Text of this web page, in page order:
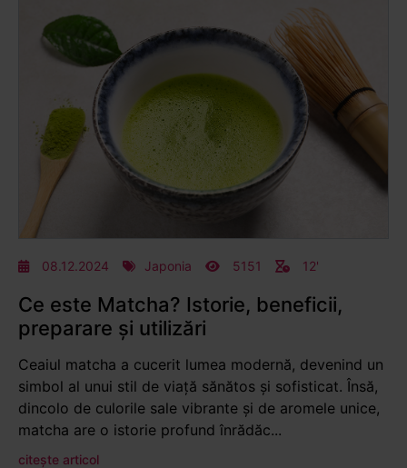
08.12.2024 Japonia 5151 12'
Ce este Matcha? Istorie, beneficii,
preparare și utilizări
Ceaiul matcha a cucerit lumea modernă, devenind un
simbol al unui stil de viață sănătos și sofisticat. Însă,
dincolo de culorile sale vibrante și de aromele unice,
matcha are o istorie profund înrădăc...
citește articol